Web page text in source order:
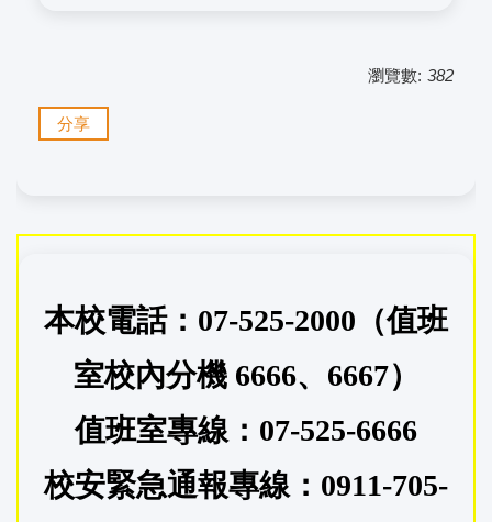
瀏覽數: 382
分享
本校電話：07-525-2000（值班
室校內分機 6666、6667）
值班室專線：07-525-6666
校安緊急通報專線：0911-705-